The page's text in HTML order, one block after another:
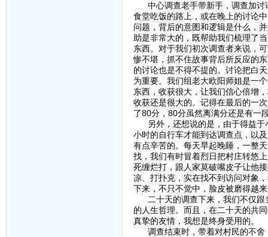
中心调查老手带新手，调查加讨
食堂吃饭的路上，或在晚上的讨论
问题，背后的意图和逻辑是什么，
助是非常大的，既帮助我们梳理了
东西。对于我们初次调查者来说，
惨不堪，抓不住故事背后所反应的
的讨论也是不得不提的。讨论把白
为重要。我们组老大欧阳师姐是一
东西，收获很大，让我们信心倍增
收获还是很大的。记得在最后的一
了80分，80分虽然离满分还是有一
另外，还想说的是，由于得益于
小时的自行车才能到达调查点，以
有点辛苦的。每天早起晚睡，一整
找，我们有时冒着烈日把村庄转悠
死缠烂打，跟人家莫破嘴皮子让他
凉、打扑克，实在找不到访问对象
下来，不只不觉中，脸皮被磨得越
二十天的调查下来，我们不仅跟
的人生哲理。而且，在二十天的共
真挚的友情，我想是终身受用的。
调查结束时，带着对村民的不舍